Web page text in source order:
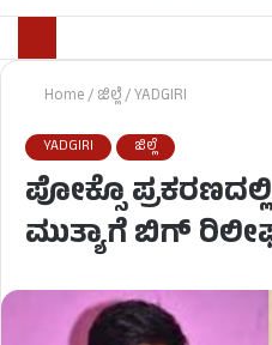
Home/ಜಿಲ್ಲೆ/YADGIRI
YADGIRI ಜಿಲ್ಲೆ
ಪೋಕ್ಸೊ
ಮುತ್ಯಾಗೆ ಬಿಗ್